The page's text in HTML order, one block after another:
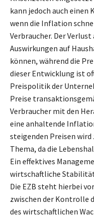
kann jedoch auch einen
wenn die Inflation
Verbraucher. Der
Auswirkungen auf
können, während die
dieser Entwicklung ist
Preispolitik der
Preise
Verbraucher mit den
eine anhaltende
steigenden Preisen
Thema, da die
Ein effektives
wirtschaftliche
Die EZB steht hierbei
zwischen der Kontrolle
des wirtschaftlichen